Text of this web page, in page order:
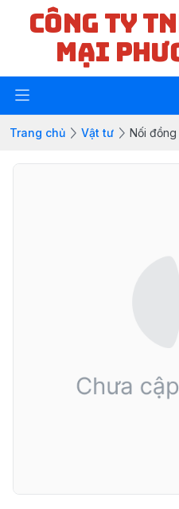
CÔNG TY
MẠI
Trang chủ Vật tư Nối đồng